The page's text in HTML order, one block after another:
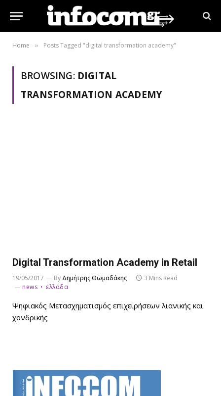
Home » Posts Tagged "digital transformation academy"
BROWSING: DIGITAL
TRANSFORMATION ACADEMY
Digital Transformation Academy in Retail
19/05/2017 By Δημήτρης Θωμαδάκης
3 Mins Read
news
ελλάδα
Ψηφιακός Μετασχηματισμός επιχειρήσεων λιανικής και
χονδρικής